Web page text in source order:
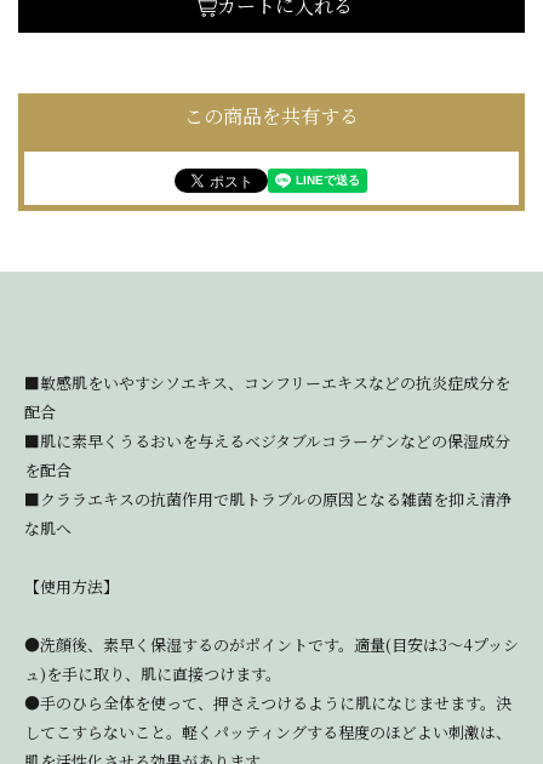
この商品を共有する
■敏感肌をいやすシソエキス、コンフリーエキスなどの抗炎症成分を
配合
■肌に素早くうるおいを与えるベジタブルコラーゲンなどの保湿成分
を配合
■クララエキスの抗菌作用で肌トラブルの原因となる雑菌を抑え清浄
な肌へ
【使用方法】
●洗顔後、素早く保湿するのがポイントです。適量(目安は3～4プッシ
ュ)を手に取り、肌に直接つけます。
●手のひら全体を使って、押さえつけるように肌になじませます。決
してこすらないこと。軽くパッティングする程度のほどよい刺激は、